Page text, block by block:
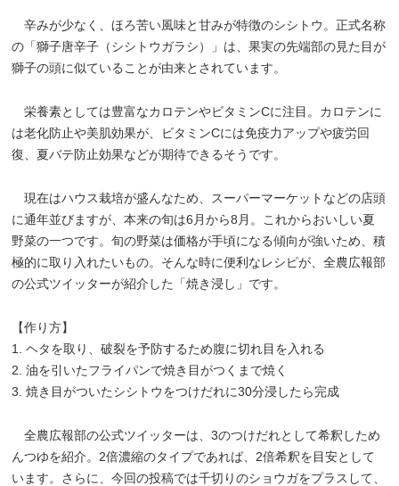
辛みが少なく、ほろ苦い風味と甘みが特徴のシシトウ。正式名称
の「獅子唐辛子（シシトウガラシ）」は、果実の先端部の見た目が
獅子の頭に似ていることが由来とされています。
栄養素としては豊富なカロテンやビタミンCに注目。カロテンに
は老化防止や美肌効果が、ビタミンCには免疫力アップや疲労回
復、夏バテ防止効果などが期待できるそうです。
現在はハウス栽培が盛んなため、スーパーマーケットなどの店頭
に通年並びますが、本来の旬は6月から8月。これからおいしい夏
野菜の一つです。旬の野菜は価格が手頃になる傾向が強いため、積
極的に取り入れたいもの。そんな時に便利なレシピが、全農広報部
の公式ツイッターが紹介した「焼き浸し」です。
【作り方】
1. ヘタを取り、破裂を予防するため腹に切れ目を入れる
2. 油を引いたフライパンで焼き目がつくまで焼く
3. 焼き目がついたシシトウをつけだれに30分浸したら完成
全農広報部の公式ツイッターは、3のつけだれとして希釈しため
んつゆを紹介。2倍濃縮のタイプであれば、2倍希釈を目安として
います。さらに、今回の投稿では千切りのショウガをプラスして、